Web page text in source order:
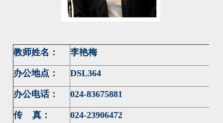
教师姓名： 李艳梅
办公地点： DSL364
办公电话： 024-83675881
传 真： 024-23906472